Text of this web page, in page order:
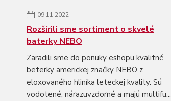
09.11.2022
Rozšírili sme sortiment o skvelé
baterky NEBO
Zaradili sme do ponuky eshopu kvalitné
beterky americkej značky NEBO z
eloxovaného hliníka leteckej kvality. Sú
vodotené, nárazuvzdorné a majú multifu...